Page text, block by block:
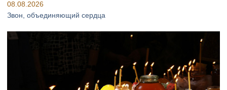
08.08.2026
Звон, объединяющий сердца